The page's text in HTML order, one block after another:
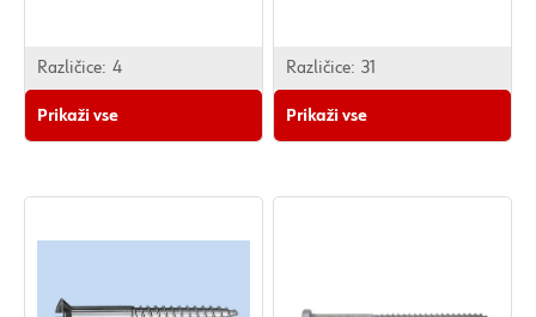
Različice: 4
Prikaži vse
Različice: 31
Prikaži vse